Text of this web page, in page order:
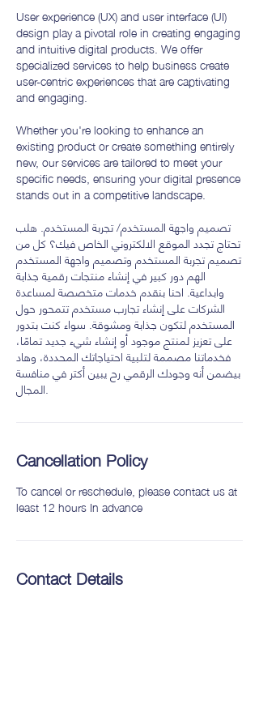
User experience (UX) and user interface (UI)
design play a pivotal role in creating engaging
and intuitive digital products. We offer
specialized services to help business create
user-centric experiences that are captivating
and engaging.
Whether you're looking to enhance an
existing product or create something entirely
new, our services are tailored to meet your
specific needs, ensuring your digital presence
stands out in a competitive landscape.
تصميم واجهة المستخدم/ تجربة المستخدم. هلب
تحتاج تجدد الموقع الالكتروني الخاص فيك؟ كل من
تصميم تجربة المستخدم وتصميم واجهة المستخدم
الهم دور كبير في إنشاء منتجات رقمية جذابة
وابداعية. احنا بنقدم خدمات متخصصة لمساعدة
الشركات على إنشاء تجارب مستخدم تتمحور حول
المستخدم لتكون جذابة ومشوقة. سواء كنت بتدور
على تعزيز لمنتج موجود أو إنشاء شيء جديد تمامًا،
فخدماتنا مصممة لتلبية احتياجاتك المحددة، وهاد
بيضمن أنه وجودك الرقمي رح يبين أكتر في منافسة
المجال.
Cancellation Policy
To cancel or reschedule, please contact us at
least 12 hours In advance
Contact Details